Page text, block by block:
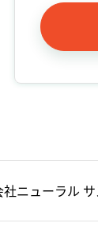
ニューラル